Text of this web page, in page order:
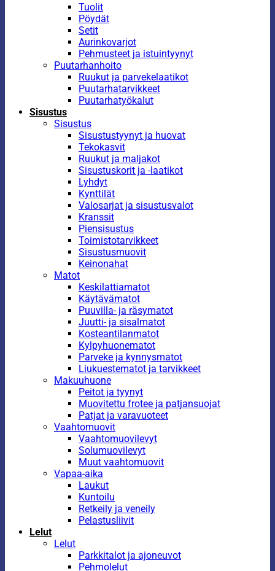
Tuolit
Pöydät
Setit
Aurinkovarjot
Pehmusteet ja istuintyynyt
Puutarhanhoito
Ruukut ja parvekelaatikot
Puutarhatarvikkeet
Puutarhatyökalut
Sisustus
Sisustus
Sisustustyynyt ja huovat
Tekokasvit
Ruukut ja maljakot
Sisustuskorit ja -laatikot
Lyhdyt
Kynttilät
Valosarjat ja sisustusvalot
Kranssit
Piensisustus
Toimistotarvikkeet
Sisustusmuovit
Keinonahat
Matot
Keskilattiamatot
Käytävämatot
Puuvilla- ja räsymatot
Juutti- ja sisalmatot
Kosteantilanmatot
Kylpyhuonematot
Parveke ja kynnysmatot
Liukuestematot ja tarvikkeet
Makuuhuone
Peitot ja tyynyt
Muovitettu frotee ja patjansuojat
Patjat ja varavuoteet
Vaahtomuovit
Vaahtomuovilevyt
Solumuovilevyt
Muut vaahtomuovit
Vapaa-aika
Laukut
Kuntoilu
Retkeily ja veneily
Pelastusliivit
Lelut
Lelut
Parkkitalot ja ajoneuvot
Pehmolelut